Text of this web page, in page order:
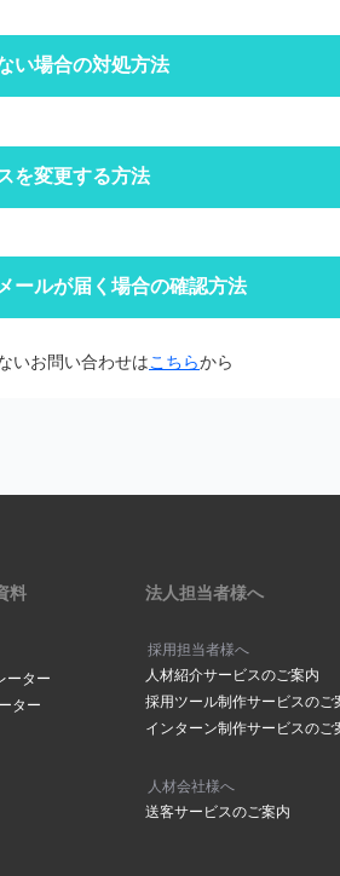
3営業日ほどかかる場合がございますのでご
い場合はこちらからお問い合わせください
い場合の対処方法
定受信の設定をされていませんか？
画面から「@careerpark.jp」からのメー
方はこちら
削除し空き容量の確保をお願いします。
ールアドレスご登録されていませんか
）や、ドット（．）などにお間違いがござ
の「
」にて
ドレスを入力されていた場合はマイページ
変更をお願いします。
を変更する方法
からログインをしてください。
ードを忘れた方はこちら
ださい。
アドレスが表示されます。変更
ックしてください。
ルアドレス」に、登録を希望す
レスを入力し「メールアドレス
をクリックしてください。
ールが届く場合の確認方法
続きには、2～3日程度お時間をいただいて
いお問い合わせはこちらから
料
ーター
ター
法人担当者様へ
採用担当者様へ
人材紹介サービスのご案内
採用ツール制作サービスのご
インターン制作サービスのご
人材会社様へ
送客サービスのご案内